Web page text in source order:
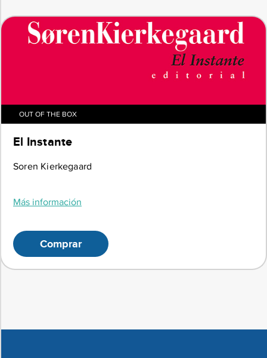
OUT OF THE BOX
El Instante
Soren Kierkegaard
Más información
Comprar